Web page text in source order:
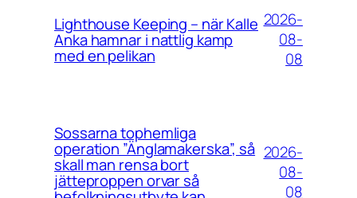
Lighthouse Keeping – när Kalle
Anka hamnar i nattlig kamp
med en pelikan
2026-
08-
08
Sossarna tophemliga
operation ”Änglamakerska”, så
skall man rensa bort
jätteproppen orvar så
2026-
08-
08